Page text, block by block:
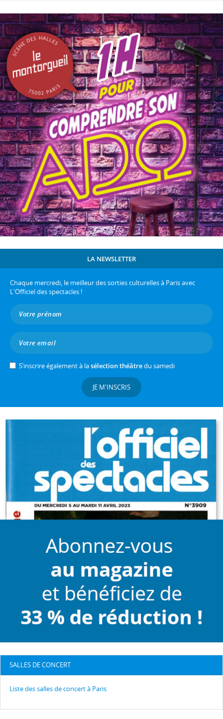
LA NEWSLETTER
Chaque mercredi, le meilleur des sorties culturelles à Paris avec
L'Officiel des spectacles !
S’inscrire également à lasélection théâtredu samedi
JE M'INSCRIS
SALLES DE CONCERT
Liste des salles de concert à Paris